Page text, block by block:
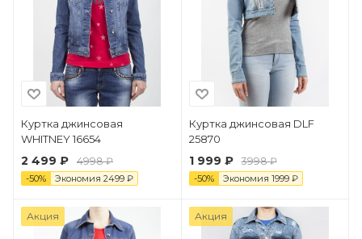
Куртка джинсовая
WHITNEY 16654
2 499 ₽ 4998 ₽
-50% Экономия 2499 ₽
Куртка джинсовая DLF
25870
1 999 ₽ 3998 ₽
-50% Экономия 1999₽
Акция Акция